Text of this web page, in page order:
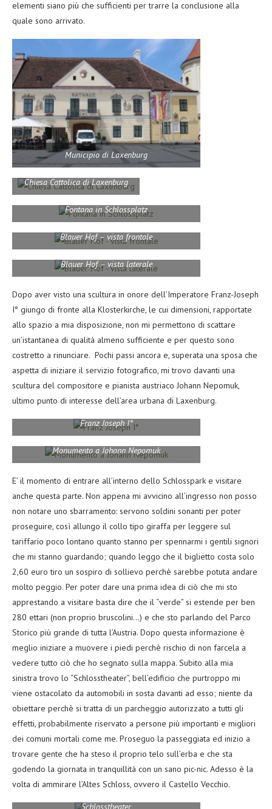
elementi siano più che sufficienti per trarre la conclusione alla
quale sono arrivato.
Municipio di Laxenburg
Chiesa Cattolica di Laxenburg
Fontana in Schlossplatz
Blauer Hof – vista frontale
Blauer Hof – vista laterale
Dopo aver visto una scultura in onore dell’Imperatore Franz-Joseph
I° giungo di fronte alla Klosterkirche, le cui dimensioni, rapportate
allo spazio a mia disposizione, non mi permettono di scattare
un’istantanea di qualità almeno sufficiente e per questo sono
costretto a rinunciare. Pochi passi ancora e, superata una sposa che
aspetta di iniziare il servizio fotografico, mi trovo davanti una
scultura del compositore e pianista austriaco Johann Nepomuk,
ultimo punto di interesse dell’area urbana di Laxenburg.
Franz Joseph I°
Monumento a Johann Nepomuk
E’ il momento di entrare all’interno dello Schlosspark e visitare
anche questa parte. Non appena mi avvicino all’ingresso non posso
non notare uno sbarramento: servono soldini sonanti per poter
proseguire, così allungo il collo tipo giraffa per leggere sul
tariffario poco lontano quanto stanno per spennarmi i gentili signori
che mi stanno guardando; quando leggo che il biglietto costa solo
2,60 euro tiro un sospiro di sollievo perchè sarebbe potuta andare
molto peggio. Per poter dare una prima idea di ciò che mi sto
apprestando a visitare basta dire che il “verde” si estende per ben
280 ettari (non proprio bruscolini…) e che sto parlando del Parco
Storico più grande di tutta l’Austria. Dopo questa informazione è
meglio iniziare a muovere i piedi perchè rischio di non farcela a
vedere tutto ciò che ho segnato sulla mappa. Subito alla mia
sinistra trovo lo “Schlosstheater”, bell’edificio che purtroppo mi
viene ostacolato da automobili in sosta davanti ad esso; niente da
obiettare perchè si tratta di un parcheggio autorizzato a tutti gli
effetti, probabilmente riservato a persone più importanti e migliori
dei comuni mortali come me. Proseguo la passeggiata ed inizio a
trovare gente che ha steso il proprio telo sull’erba e che sta
godendo la giornata in tranquillità con un sano pic-nic. Adesso è la
volta di ammirare l’Altes Schloss, ovvero il Castello Vecchio.
Schlosstheater